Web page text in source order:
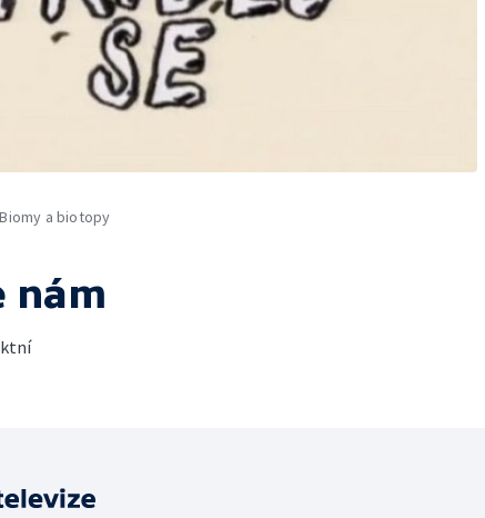
Biomy a biotopy
nám